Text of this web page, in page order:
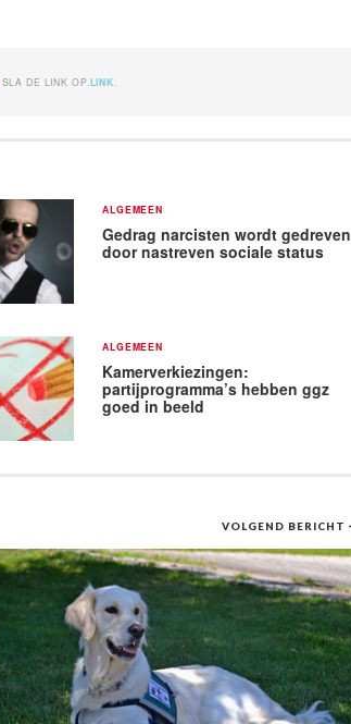
. SLA DE LINK OP. LINK
ALGEMEEN
Gedrag narcisten wordt gedreven
door nastreven sociale status
ALGEMEEN
Kamerverkiezingen:
partijprogramma’s hebben ggz
goed in beeld
VOLGEND BERICHT